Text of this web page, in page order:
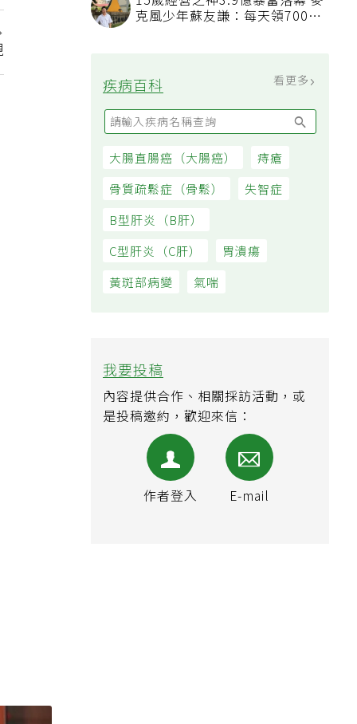
15歲經營之神3.9億暴富落幕 麥
克風少年蘇友謙：每天領700元
疾病百科 看更多
大腸直腸癌（大腸癌） 痔瘡
骨質疏鬆症（骨鬆） 失智症
B型肝炎（B肝）
C型肝炎（C肝）
黃斑部病變
我要投稿
內容提供合作、相關採訪活動，或